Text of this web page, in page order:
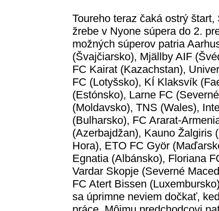
Toureho teraz čaká ostrý
žrebe v Nyone súpera do 2.
možných súperov patria
(Švajčiarsko), Mjällby AIF
FC Kairat (Kazachstan),
FC (Lotyšsko), KÍ Klaksvík
(Estónsko), Larne FC
(Moldavsko), TNS (Wales),
(Bulharsko), FC Ararat-
(Azerbajdžan), Kauno Žalgiris
Hora), ETO FC Györ
Egnatia (Albánsko), Floriana
Vardar Skopje (Severné
FC Atert Bissen
sa úprimne neviem dočkať,